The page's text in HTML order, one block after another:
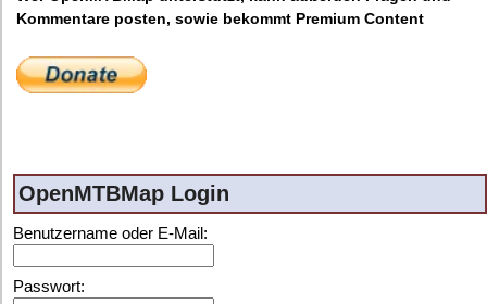
Kommentare posten, sowie bekommt Premium Content
OpenMTBMap Login
Benutzername oder E-Mail:
Passwort: